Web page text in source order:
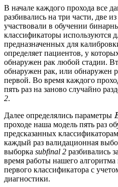
В начале каждого прохода все
разбивались на три части, две
участвовали в обучении
классификаторы используются
предназначенных для
определяет пациентов, у
обнаружен рак любой стадии.
обнаружен рак, или обнаружен
первой. Во время каждого
пять раз на заново случайно
2.
Далее определялись параметры
проходе наша модель пять раз
предсказанных
каждый раз валидационная
выборка subfinal 2 разбивались
время работы нашего алгоритма
первого классификатора с
диагностики.